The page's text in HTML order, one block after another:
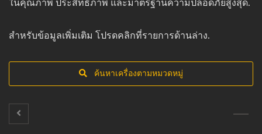
ในคุณภาพ ประสิทธิภาพ และมาตรฐานความปลอดภัยสูงสุด.
สำหรับข้อมูลเพิ่มเติม โปรดคลิกที่รายการด้านล่าง.
ค้นหาเครื่องตามหมวดหมู่